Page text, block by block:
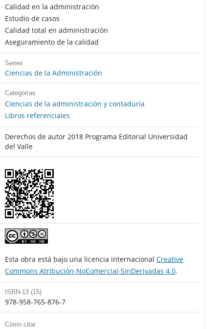
Calidad en la administración
Estudio de casos
Calidad total en administración
Aseguramiento de la calidad
Series
Ciencias de la Administración
Categorías
Ciencias de la administración y contaduría
Libros referenciales
Derechos de autor 2018 Programa Editorial Universidad
del Valle
Esta obra está bajo una licencia internacional Creative
Commons Atribución-NoComercial-SinDerivadas 4.0.
ISBN-13 (15)
978-958-765-876-7
Cómo citar